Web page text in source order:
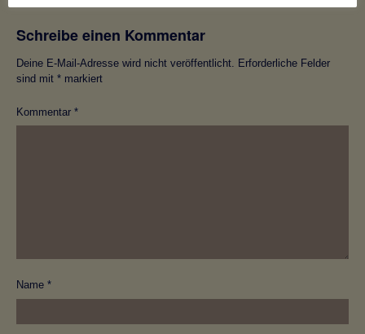
Schreibe einen Kommentar
Deine E-Mail-Adresse wird nicht veröffentlicht. Erforderliche Felder
sind mit * markiert
Kommentar *
Name *